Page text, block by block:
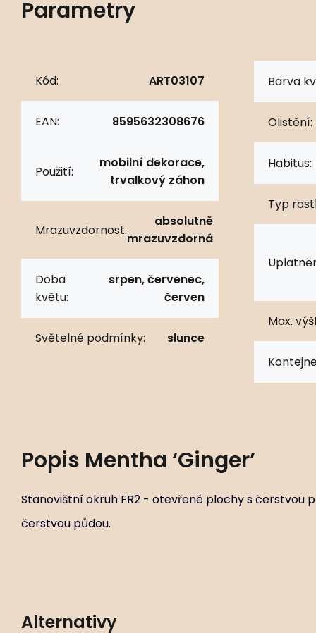
Parametry
Kód: ART03107
EAN: 8595632308676
Použití:
mobilní dekorace,
trvalkový záhon
Mrazuvzdornost:
absolutně
mrazuvzdorná
Doba
květu:
srpen, červenec,
červen
Světelné podmínky: slunce
Barva
Olistění:
Habitus:
Typ
Max.
Popis Mentha ‘Ginger’
Stanovištní okruh FR2 - otevřené plochy s čerstvou
čerstvou půdou.
Alternativy